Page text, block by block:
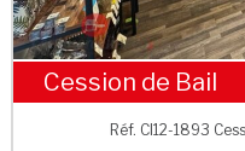
Cession de Bail
Réf. CI12-1893